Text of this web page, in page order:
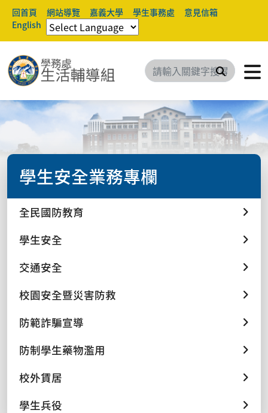
回首頁 網站導覽 嘉義大學 學生事務處
意見信箱
English
搜尋
學生安全業務專欄
全民國防教育
學生安全
交通安全
校園安全暨災害防救
防範詐騙宣導
防制學生藥物濫用
校外賃居
學生兵役